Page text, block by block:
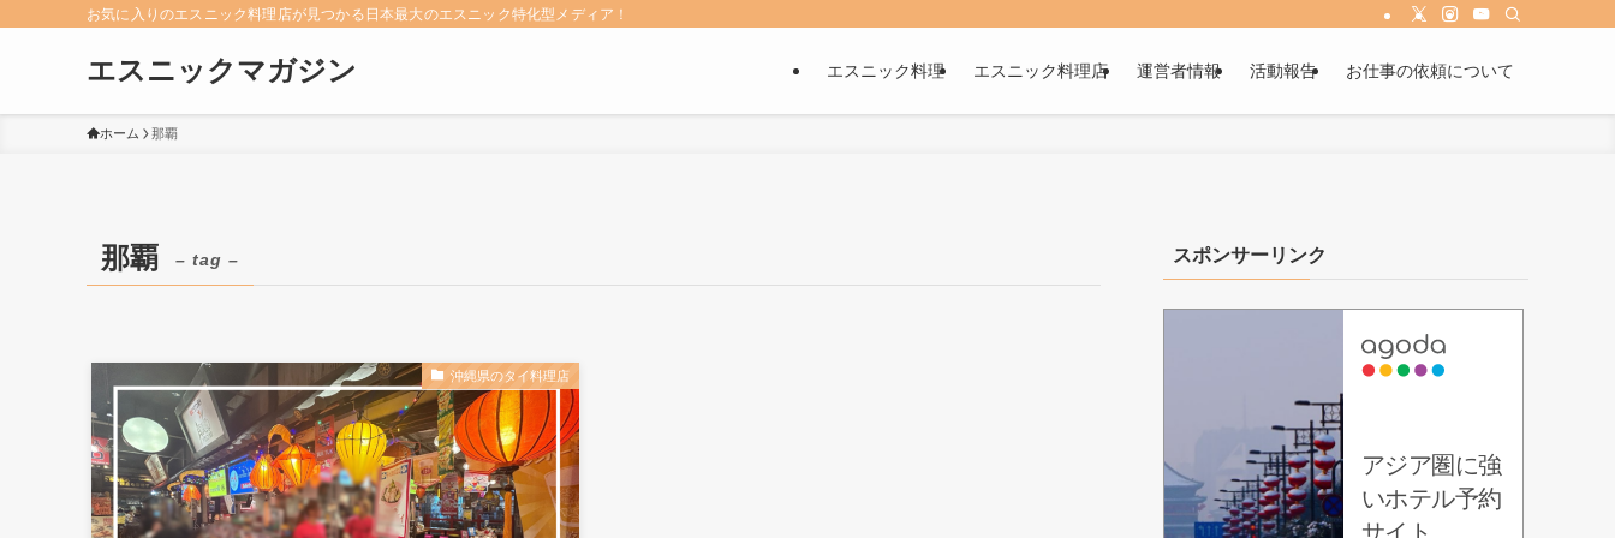
お気に入りのエスニック料理店が見つかる日本最大のエスニック特化型メディア！
エスニックマガジン エスニック料理 エスニック料理店 運営者情報 活動報告 お仕事の依頼について
ホーム 那覇
那覇 – tag –
沖縄県のタイ料理店
スポンサーリンク